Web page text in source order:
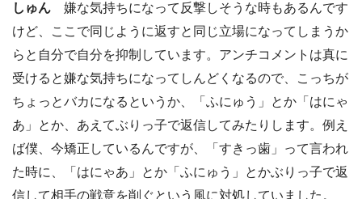
しゅん 嫌な気持ちになって反撃しそうな時もあるんです
けど、ここで同じように返すと同じ立場になってしまうか
らと自分で自分を抑制しています。アンチコメントは真に
受けると嫌な気持ちになってしんどくなるので、こっちが
ちょっとバカになるというか、「ふにゅう」とか「はにゃ
あ」とか、あえてぶりっ子で返信してみたりします。例え
ば僕、今矯正しているんですが、「すきっ歯」って言われ
た時に、「はにゃあ」とか「ふにゅう」とかぶりっ子で返
信して相手の戦意を削ぐという風に対処していました。